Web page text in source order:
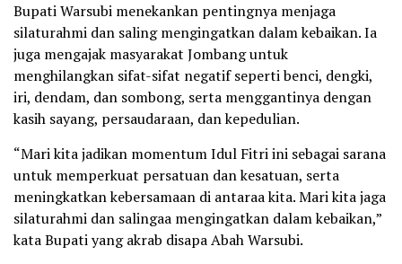
Bupati Warsubi menekankan pentingnya menjaga
silaturahmi dan saling mengingatkan dalam kebaikan. Ia
juga mengajak masyarakat Jombang untuk
menghilangkan sifat-sifat negatif seperti benci, dengki,
iri, dendam, dan sombong, serta menggantinya dengan
kasih sayang, persaudaraan, dan kepedulian.
“Mari kita jadikan momentum Idul Fitri ini sebagai sarana
untuk memperkuat persatuan dan kesatuan, serta
meningkatkan kebersamaan di antaraa kita. Mari kita jaga
silaturahmi dan salingaa mengingatkan dalam kebaikan,”
kata Bupati yang akrab disapa Abah Warsubi.